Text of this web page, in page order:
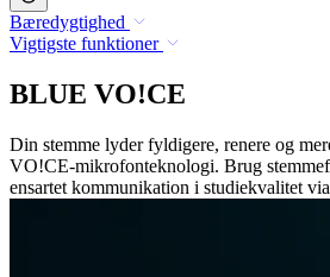
Bæredygtighed
Vigtigste funktioner
BLUE VO!CE
Din stemme lyder fyldigere, renere og
VO!CE-mikrofonteknologi. Brug
ensartet kommunikation i studiekvalitet